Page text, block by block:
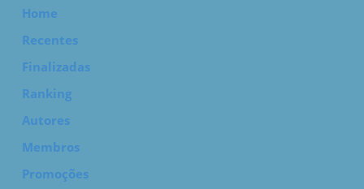
Home
Recentes
Finalizadas
Ranking
Autores
Membros
Promoções